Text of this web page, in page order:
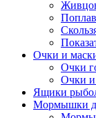
Очки и
Очки
Очки и
Ящики
Мормышки